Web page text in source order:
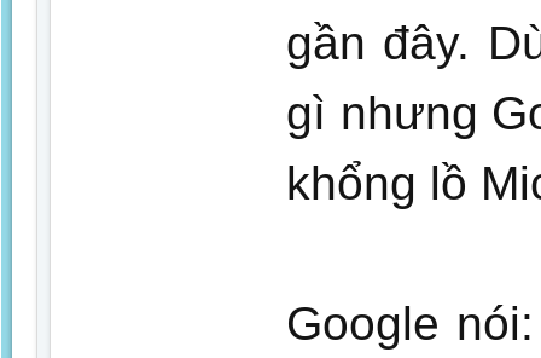
gần đây.
gì nhưng
khổng lồ
Google